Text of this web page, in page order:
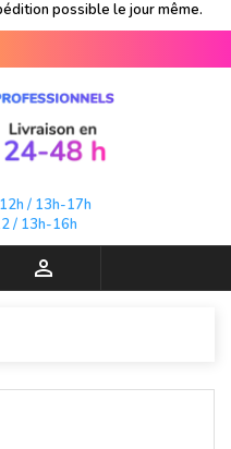
possible le jour même.
/ 13h-17h
/ 13h-16h
